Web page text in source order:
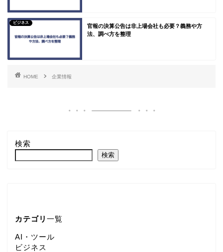
ビジネス
官報の決算公告は非上場会社も必要？義務や方
法、調べ方を整理
HOME 企業情報
検索
検索
カテゴリ 一覧
AI・ツール
ビジネス